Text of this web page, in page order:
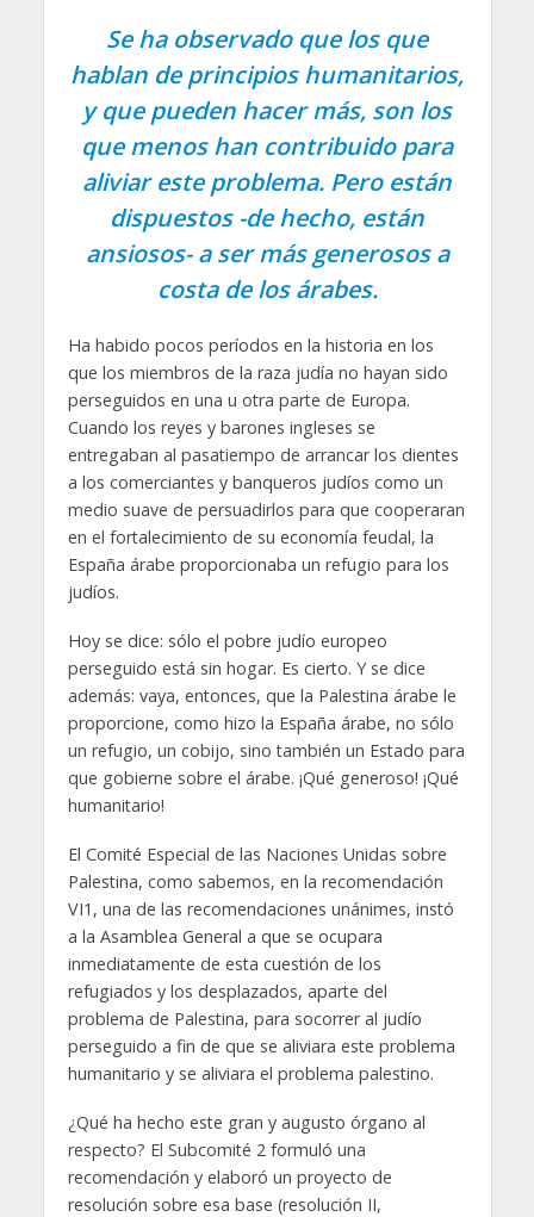
Se ha observado que los que
hablan de principios humanitarios,
y que pueden hacer más, son los
que menos han contribuido para
aliviar este problema. Pero están
dispuestos -de hecho, están
ansiosos- a ser más generosos a
costa de los árabes.
Ha habido pocos períodos en la historia en los
que los miembros de la raza judía no hayan sido
perseguidos en una u otra parte de Europa.
Cuando los reyes y barones ingleses se
entregaban al pasatiempo de arrancar los dientes
a los comerciantes y banqueros judíos como un
medio suave de persuadirlos para que cooperaran
en el fortalecimiento de su economía feudal, la
España árabe proporcionaba un refugio para los
judíos.
Hoy se dice: sólo el pobre judío europeo
perseguido está sin hogar. Es cierto. Y se dice
además: vaya, entonces, que la Palestina árabe le
proporcione, como hizo la España árabe, no sólo
un refugio, un cobijo, sino también un Estado para
que gobierne sobre el árabe. ¡Qué generoso! ¡Qué
humanitario!
El Comité Especial de las Naciones Unidas sobre
Palestina, como sabemos, en la recomendación
VI1, una de las recomendaciones unánimes, instó
a la Asamblea General a que se ocupara
inmediatamente de esta cuestión de los
refugiados y los desplazados, aparte del
problema de Palestina, para socorrer al judío
perseguido a fin de que se aliviara este problema
humanitario y se aliviara el problema palestino.
¿Qué ha hecho este gran y augusto órgano al
respecto? El Subcomité 2 formuló una
recomendación y elaboró un proyecto de
resolución sobre esa base (resolución II,